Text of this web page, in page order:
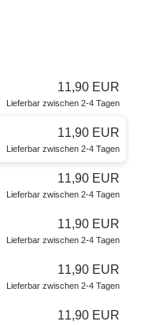
11,90 EUR
Lieferbar zwischen 2-4 Tagen
11,90 EUR
Lieferbar zwischen 2-4 Tagen
11,90 EUR
Lieferbar zwischen 2-4 Tagen
11,90 EUR
Lieferbar zwischen 2-4 Tagen
11,90 EUR
Lieferbar zwischen 2-4 Tagen
11,90 EUR